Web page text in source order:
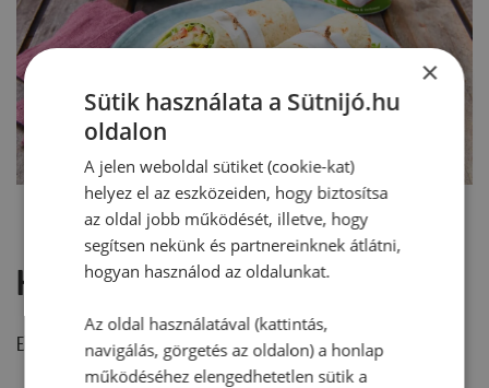
Hozzászólások
Ehhez a recepthez még nem érkezett hozzászólás.
×
Sütik használata a Sütnijó.hu
oldalon
A jelen weboldal sütiket (cookie-kat)
helyez el az eszközeiden, hogy biztosítsa
az oldal jobb működését, illetve, hogy
segítsen nekünk és partnereinknek átlátni,
hogyan használod az oldalunkat.
Az oldal használatával (kattintás,
navigálás, görgetés az oldalon) a honlap
működéséhez elengedhetetlen sütik a